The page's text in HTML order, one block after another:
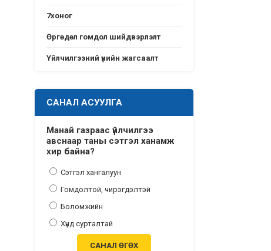
7хоног
Өргөдөл гомдол шийдвэрлэлт
Үйлчилгээний үнийн жагсаалт
САНАЛ АСУУЛГА
Манай газраас үйлчилгээ
авснаар таны сэтгэл ханамж
хир байна?
Сэтгэл хангалуун
Гомдолтой, чирэгдэлтэй
Боломжийн
Хүнд сурталтай
САНАЛ ӨГӨХ